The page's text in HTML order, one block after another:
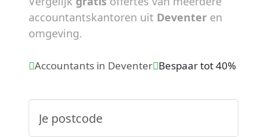
accountantskantoren uit Deventer en
omgeving.
Accountants in Deventer Bespaar tot 40%